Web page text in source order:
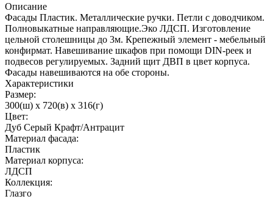
Описание
Фасады Пластик. Металлические ручки. Петли с доводчиком.
Полновыкатные направляющие.Эко ЛДСП. Изготовление
цельной столешницы до 3м. Крепежный элемент - мебельный
конфирмат. Навешивание шкафов при помощи DIN-реек и
подвесов регулируемых. Задний щит ДВП в цвет корпуса.
Фасады навешиваются на обе стороны.
Характеристики
Размер:
300(ш) x 720(в) x 316(г)
Цвет:
Дуб Серый Крафт/Антрацит
Материал фасада:
Пластик
Материал корпуса:
ЛДСП
Коллекция:
Глазго